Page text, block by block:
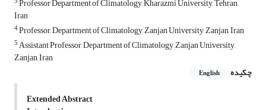
Professor Department of Climatology, Kharazmi University, Tehran,
Iran
4Professor, Department of Climatology, Zanjan University, Zanjan, Iran
5Assistant Professor, Department of Climatology, Zanjan University,
Zanjan, Iran
چکیده
English
Extended Abstract